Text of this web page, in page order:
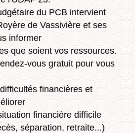
du PCB intervient
de Vassivière et ses
informer
que soient vos ressources.
vous gratuit pour vous
financières et
financière difficile
séparation, retraite...)